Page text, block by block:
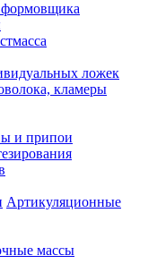
ложек
кламеры
и припои
Артикуляционные
массы